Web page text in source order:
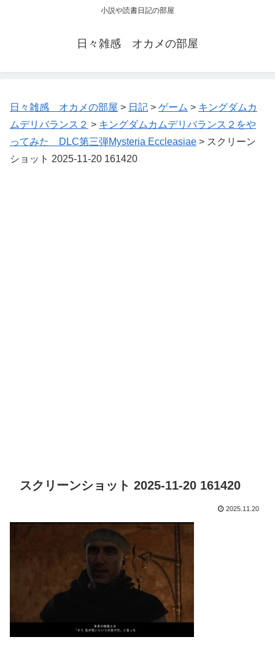
小説や読書日記の部屋
日々雑感 オカメの部屋
日々雑感 オカメの部屋 > 日記 > ゲーム > キングダムカ
ムデリバランス２ > キングダムカムデリバランス２をや
ってみた DLC第三弾Mysteria Eccleasiae > スクリーン
ショット 2025-11-20 161420
スクリーンショット 2025-11-20 161420
2025.11.20